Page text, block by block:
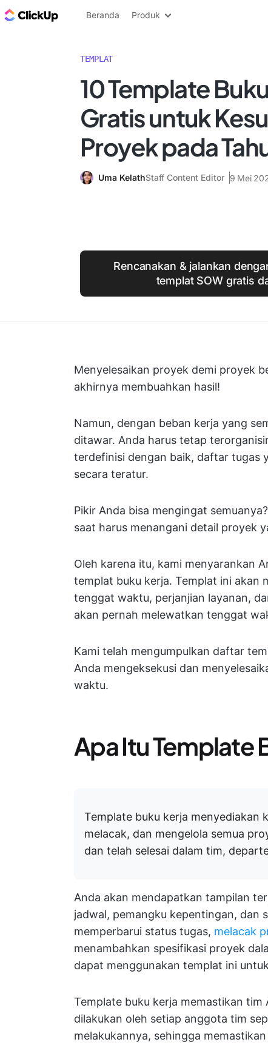
Blog ClickUp
Beranda Produk
TEMPLAT
10 Template
Gratis untuk
Proyek pada
Uma KelathStaff Content Editor 9 Mei
Rencanakan & jalankan
templat SOW gratis
Menyelesaikan proyek demi proyek
akhirnya membuahkan hasil!
Namun, dengan beban kerja yang
ditawar. Anda harus tetap
terdefinisi dengan baik, daftar tugas
secara teratur.
Pikir Anda bisa mengingat
saat harus menangani detail proyek
Oleh karena itu, kami menyarankan
templat buku kerja. Templat ini akan
tenggat waktu, perjanjian layanan,
akan pernah melewatkan tenggat
Kami telah mengumpulkan daftar
Anda mengeksekusi dan
waktu.
Apa Itu Template
Template buku kerja
melacak, dan mengelola semua
dan telah selesai dalam tim,
Anda akan mendapatkan tampilan
jadwal, pemangku kepentingan, dan
memperbarui status tugas, melacak
menambahkan spesifikasi proyek
dapat menggunakan templat ini
Template buku kerja memastikan
dilakukan oleh setiap anggota tim
melakukannya, sehingga